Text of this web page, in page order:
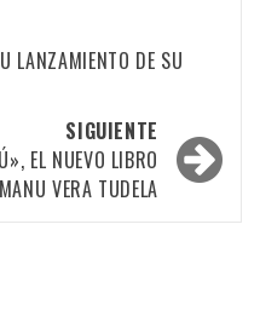
LANZAMIENTO DE SU
SIGUIENTE
EL NUEVO LIBRO
VERA TUDELA